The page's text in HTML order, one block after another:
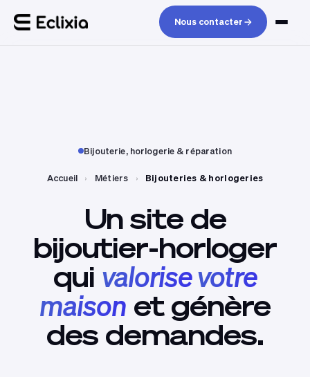
Nous contacter
Bijouterie, horlogerie & réparation
Accueil › Métiers › Bijouteries & horlogeries
Un site de
bijoutier-horloger
qui valorisevotre
maison et génère
des demandes.